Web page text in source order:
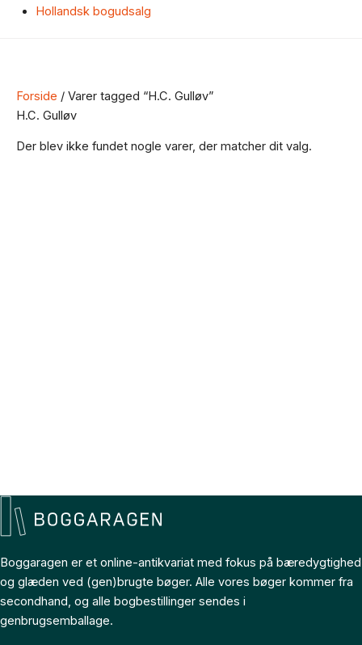
Hollandsk bogudsalg
Forside / Varer tagged “H.C. Gulløv”
H.C. Gulløv
Der blev ikke fundet nogle varer, der matcher dit valg.
Boggaragen er et online-antikvariat med fokus på bæredygtighed
og glæden ved (gen)brugte bøger. Alle vores bøger kommer fra
secondhand, og alle bogbestillinger sendes i
genbrugsemballage.